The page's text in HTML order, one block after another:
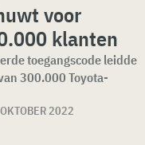
voor
klanten
toegangscode leidde
300.000 Toyota-
2022